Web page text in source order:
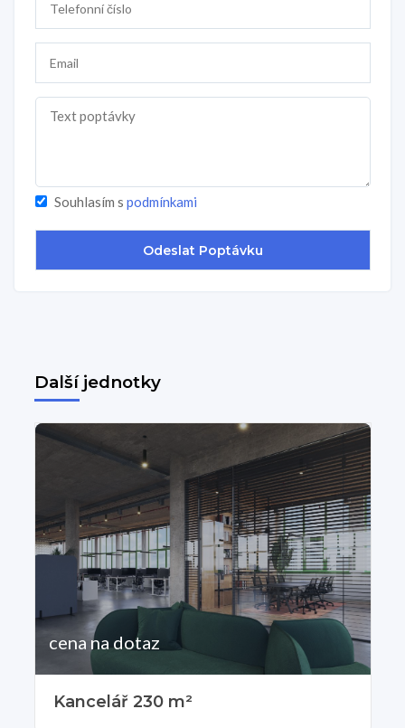
Souhlasím s podmínkami
Další jednotky
cena na dotaz
Kancelář 230 m²